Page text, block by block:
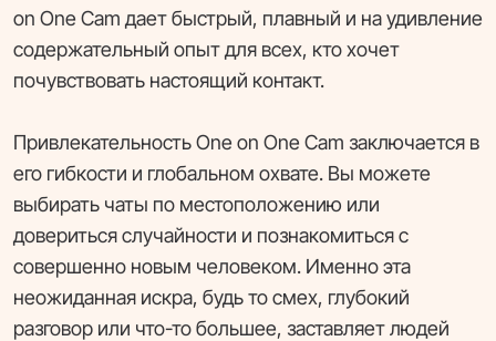
on One Cam дает быстрый, плавный и на удивление
содержательный опыт для всех, кто хочет
почувствовать настоящий контакт.
Привлекательность One on One Cam заключается в
его гибкости и глобальном охвате. Вы можете
выбирать чаты по местоположению или
довериться случайности и познакомиться с
совершенно новым человеком. Именно эта
неожиданная искра, будь то смех, глубокий
разговор или что-то большее, заставляет людей